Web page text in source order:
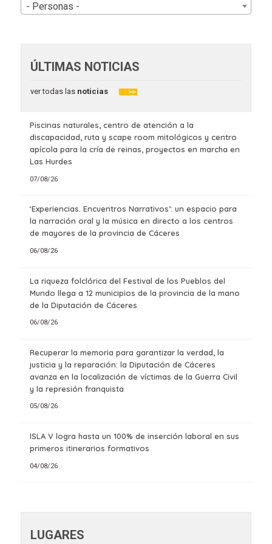
- Personas -
ÚLTIMAS NOTICIAS
ver todas lasnoticias >>
Piscinas naturales, centro de atención a la
discapacidad, ruta y scape room mitológicos y centro
apícola para la cría de reinas, proyectos en marcha en
Las Hurdes
07/08/26
‘Experiencias. Encuentros Narrativos’: un espacio para
la narración oral y la música en directo a los centros
de mayores de la provincia de Cáceres
06/08/26
La riqueza folclórica del Festival de los Pueblos del
Mundo llega a 12 municipios de la provincia de la mano
de la Diputación de Cáceres
06/08/26
Recuperar la memoria para garantizar la verdad, la
justicia y la reparación: la Diputación de Cáceres
avanza en la localización de víctimas de la Guerra Civil
y la represión franquista
05/08/26
ISLA V logra hasta un 100% de inserción laboral en sus
primeros itinerarios formativos
04/08/26
LUGARES